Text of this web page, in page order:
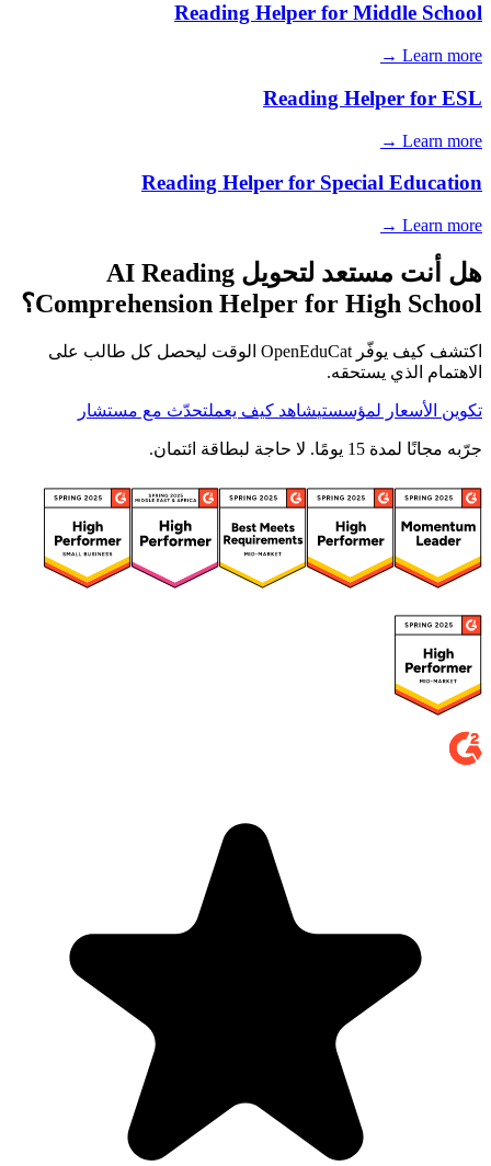
Reading Helper for Middle School
Learn more →
Reading Helper for ESL
Learn more →
Reading Helper for Special Education
Learn more →
هل أنت مستعد لتحويل AI Reading
Comprehension Helper for High School؟
اكتشف كيف يوفّر OpenEduCat الوقت ليحصل كل طالب على
الاهتمام الذي يستحقه.
تكوين الأسعار لمؤسستيشاهد كيف يعملتحدّث مع مستشار
جرّبه مجانًا لمدة 15 يومًا. لا حاجة لبطاقة ائتمان.